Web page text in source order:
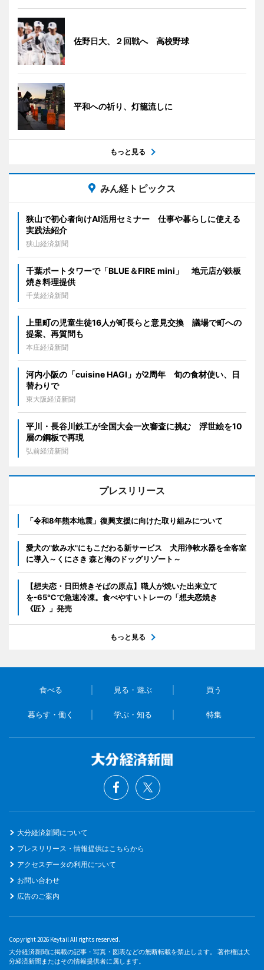
佐野日大、２回戦へ 高校野球
平和への祈り、灯籠流しに
もっと見る
みん経トピックス
狭山で初心者向けAI活用セミナー 仕事や暮らしに使える
実践法紹介
狭山経済新聞
千葉ポートタワーで「BLUE＆FIRE mini」 地元店が鉄板
焼き料理提供
千葉経済新聞
上里町の児童生徒16人が町長らと意見交換 議場で町への
提案、再質問も
本庄経済新聞
河内小阪の「cuisine HAGI」が2周年 旬の食材使い、日
替わりで
東大阪経済新聞
平川・長谷川鉄工が全国大会一次審査に挑む 浮世絵を10
層の鋼板で再現
弘前経済新聞
プレスリリース
「令和8年熊本地震」復興支援に向けた取り組みについて
愛犬の"飲み水"にもこだわる新サービス 犬用浄軟水器を全客室
に導入～くにさき 森と海のドッグリゾート～
【想夫恋・日田焼きそばの原点】職人が焼いた出来立て
を-65℃で急速冷凍。食べやすいトレーの「想夫恋焼き
《匠》」発売
もっと見る
食べる 見る・遊ぶ 買う
暮らす・働く 学ぶ・知る 特集
大分経済新聞について
プレスリリース・情報提供はこちらから
アクセスデータの利用について
お問い合わせ
広告のご案内
Copyright 2026 Keytail All rights reserved.
大分経済新聞に掲載の記事・写真・図表などの無断転載を禁止します。 著作権は大
分経済新聞またはその情報提供者に属します。